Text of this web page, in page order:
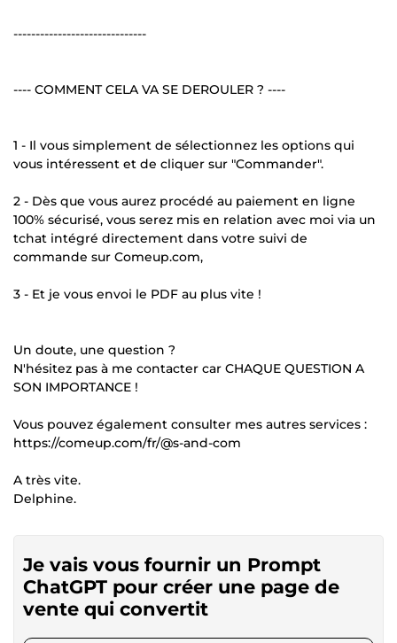
------------------------------
---- COMMENT CELA VA SE DEROULER ? ----
1 - Il vous simplement de sélectionnez les options qui
vous intéressent et de cliquer sur "Commander".
2 - Dès que vous aurez procédé au paiement en ligne
100% sécurisé, vous serez mis en relation avec moi via un
tchat intégré directement dans votre suivi de
commande sur Comeup.com,
3 - Et je vous envoi le PDF au plus vite !
Un doute, une question ?
N'hésitez pas à me contacter car CHAQUE QUESTION A
SON IMPORTANCE !
Vous pouvez également consulter mes autres services :
https://comeup.com/fr/@s-and-com
A très vite.
Delphine.
Je vais vous fournir un Prompt
ChatGPT pour créer une page de
vente qui convertit